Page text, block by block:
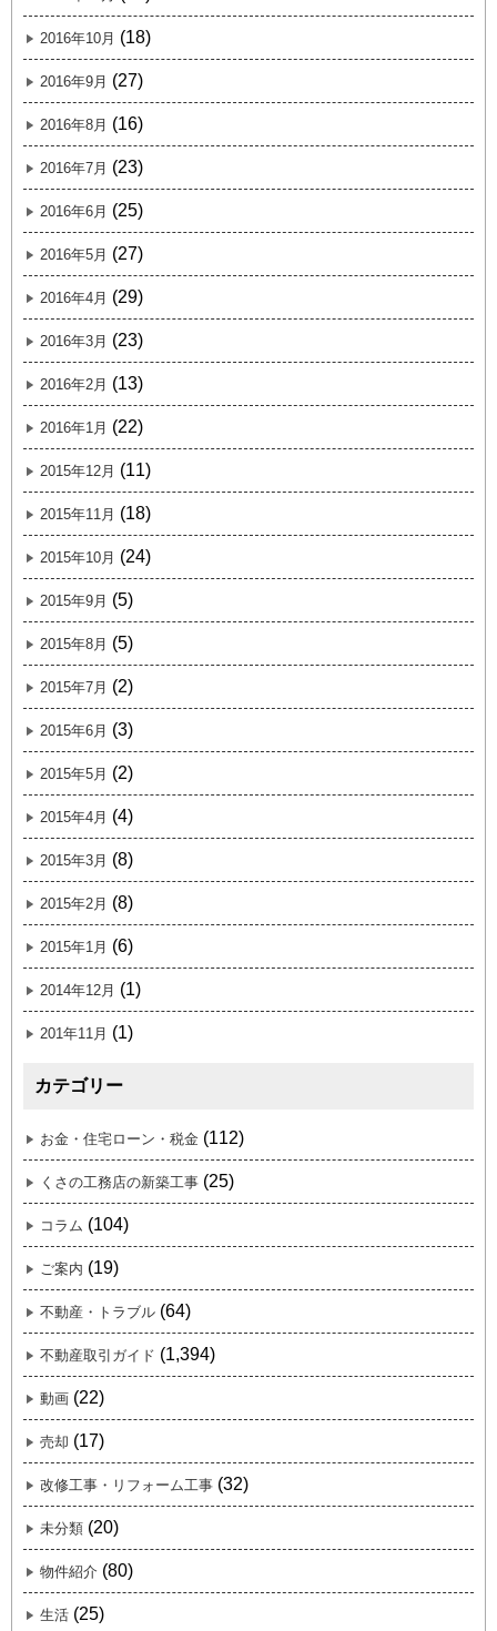
2016年10月 (18)
2016年9月 (27)
2016年8月 (16)
2016年7月 (23)
2016年6月 (25)
2016年5月 (27)
2016年4月 (29)
2016年3月 (23)
2016年2月 (13)
2016年1月 (22)
2015年12月 (11)
2015年11月 (18)
2015年10月 (24)
2015年9月 (5)
2015年8月 (5)
2015年7月 (2)
2015年6月 (3)
2015年5月 (2)
2015年4月 (4)
2015年3月 (8)
2015年2月 (8)
2015年1月 (6)
2014年12月 (1)
201年11月 (1)
カテゴリー
お金・住宅ローン・税金 (112)
くさの工務店の新築工事 (25)
コラム (104)
ご案内 (19)
不動産・トラブル (64)
不動産取引ガイド (1,394)
動画 (22)
売却 (17)
改修工事・リフォーム工事 (32)
未分類 (20)
物件紹介 (80)
生活 (25)